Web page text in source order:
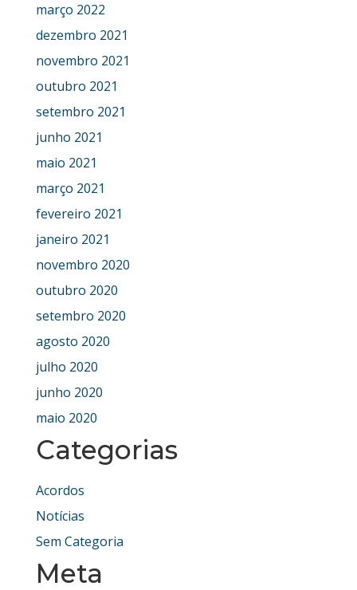
março 2022
dezembro 2021
novembro 2021
outubro 2021
setembro 2021
junho 2021
maio 2021
março 2021
fevereiro 2021
janeiro 2021
novembro 2020
outubro 2020
setembro 2020
agosto 2020
julho 2020
junho 2020
maio 2020
Categorias
Acordos
Notícias
Sem Categoria
Meta